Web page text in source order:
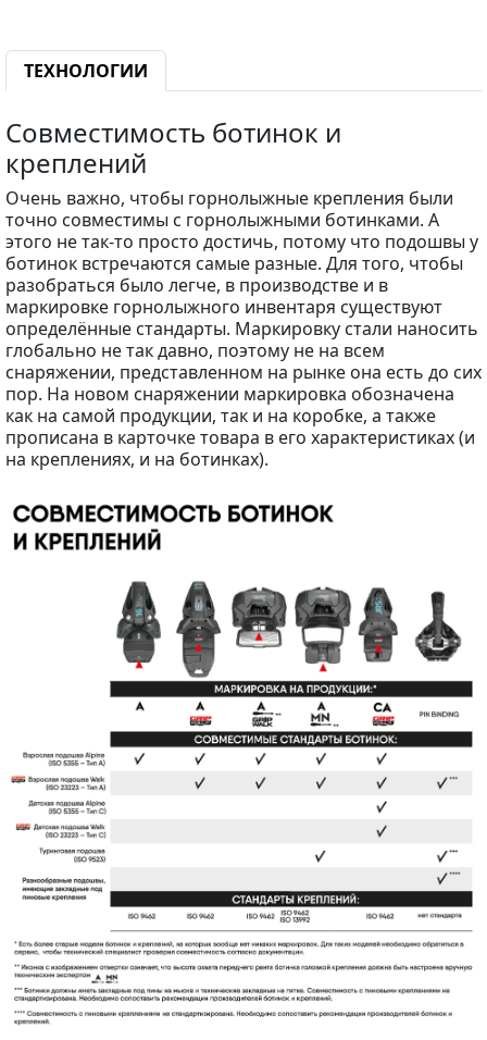
ТЕХНОЛОГИИ
Совместимость ботинок и
креплений
Очень важно, чтобы горнолыжные крепления были
точно совместимы с горнолыжными ботинками. А
этого не так-то просто достичь, потому что подошвы у
ботинок встречаются самые разные. Для того, чтобы
разобраться было легче, в производстве и в
маркировке горнолыжного инвентаря существуют
определённые стандарты. Маркировку стали наносить
глобально не так давно, поэтому не на всем
снаряжении, представленном на рынке она есть до сих
пор. На новом снаряжении маркировка обозначена
как на самой продукции, так и на коробке, а также
прописана в карточке товара в его характеристиках (и
на креплениях, и на ботинках).